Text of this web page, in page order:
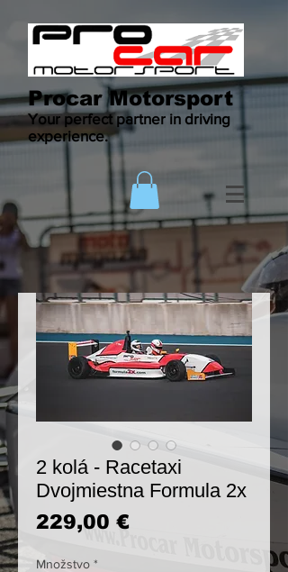
Procar Motorsport
Your perfect partner in driving
experience.
2 kolá - Racetaxi
Dvojmiestna Formula 2x
229,00 €Price
Množstvo *